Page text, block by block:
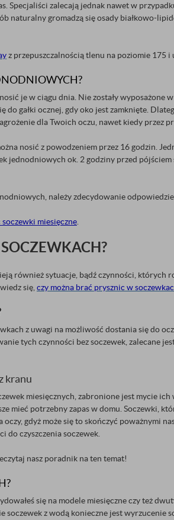
Specjaliści zalecają jednak nawet w
naturalny gromadzą się osady białkowo-
z przepuszczalnością tlenu na poziomie 175 i
je w ciągu dnia. Nie zostały wyposażone
gałki ocznej, gdy oko jest zamknięte.
dla Twoich oczu, nawet kiedy przez
nosić z powodzeniem przez 16 godzin.
jednodniowych ok. 2 godziny przed
należy zdecydowanie
soczewki miesięczne.
również sytuacje, bądź czynności, których
się, czy można brać prysznic w
z uwagi na możliwość dostania się do
tych czynności bez soczewek, zalecane
kranu
miesięcznych, zabronione jest mycie ich
mieć potrzebny zapas w domu. Soczewki,
oczy, gdyż może się to skończyć poważnymi
do czyszczenia soczewek.
nasz poradnik na ten temat!
się na modele miesięczne czy też
soczewek z wodą konieczne jest wyrzucenie